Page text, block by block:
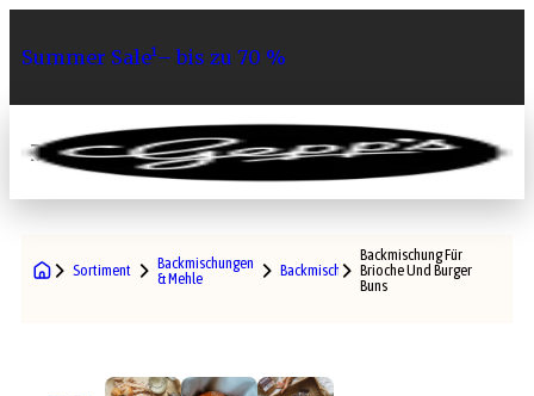
Summer Sale¹– bis zu 70 %
0
Sortiment
Backmischungen
& Mehle
Backmischungen
Backmischung Für
Brioche Und Burger
Buns